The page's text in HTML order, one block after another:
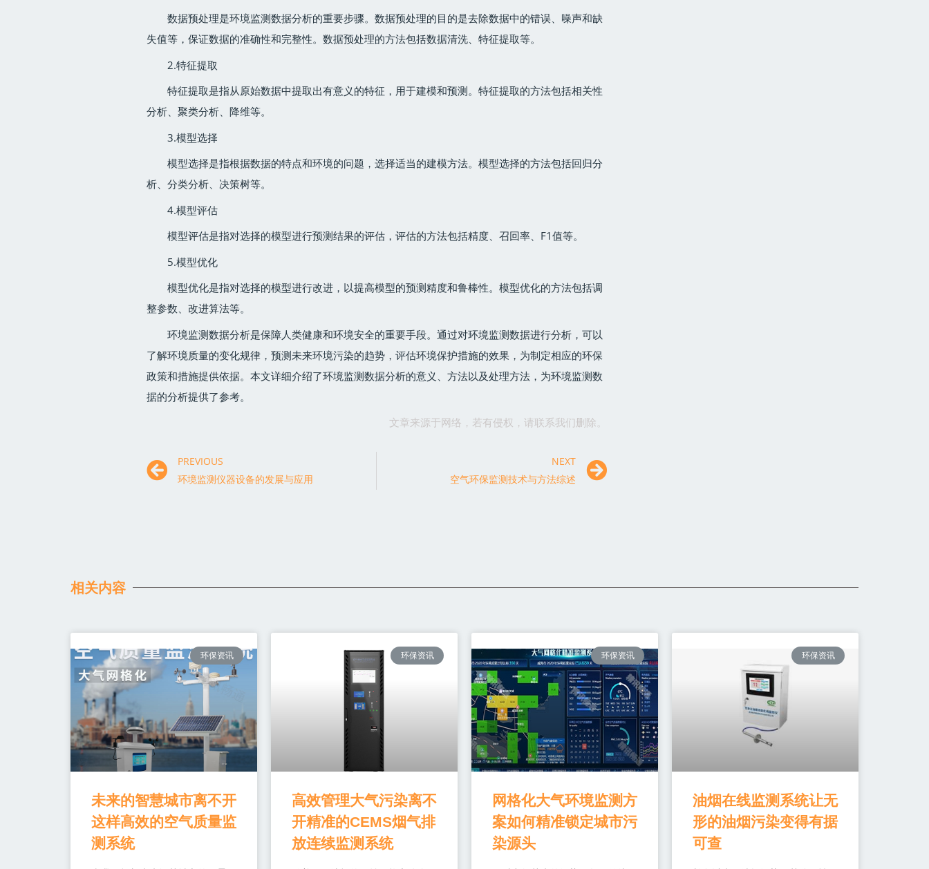
数据预处理是环境监测数据分析的重要步骤。数据预处理的目的是去除数据中的错误、噪声和缺
失值等，保证数据的准确性和完整性。数据预处理的方法包括数据清洗、特征提取等。
2.特征提取
特征提取是指从原始数据中提取出有意义的特征，用于建模和预测。特征提取的方法包括相关性
分析、聚类分析、降维等。
3.模型选择
模型选择是指根据数据的特点和环境的问题，选择适当的建模方法。模型选择的方法包括回归分
析、分类分析、决策树等。
4.模型评估
模型评估是指对选择的模型进行预测结果的评估，评估的方法包括精度、召回率、F1值等。
5.模型优化
模型优化是指对选择的模型进行改进，以提高模型的预测精度和鲁棒性。模型优化的方法包括调
整参数、改进算法等。
环境监测数据分析是保障人类健康和环境安全的重要手段。通过对环境监测数据进行分析，可以
了解环境质量的变化规律，预测未来环境污染的趋势，评估环境保护措施的效果，为制定相应的环保
政策和措施提供依据。本文详细介绍了环境监测数据分析的意义、方法以及处理方法，为环境监测数
据的分析提供了参考。
文章来源于网络，若有侵权，请联系我们删除。
PREVIOUS
环境监测仪器设备的发展与应用
NEXT
空气环保监测技术与方法综述
相关内容
环保资讯
未来的智慧城市离不开
这样高效的空气质量监
测系统
环保资讯
高效管理大气污染离不
开精准的CEMS烟气排
放连续监测系统
环保资讯
网格化大气环境监测方
案如何精准锁定城市污
染源头
环保资讯
油烟在线监测系统让无
形的油烟污染变得有据
可查